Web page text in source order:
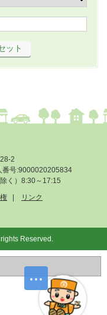
2
号:9000020205834
く）8:30～17:15
リンク
Reserved.